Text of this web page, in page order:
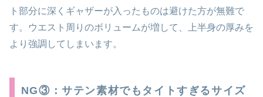
ト部分に深くギャザーが入ったものは避けた方が無難で
す。ウエスト周りのボリュームが増して、上半身の厚みを
より強調してしまいます。
NG③：サテン素材でもタイトすぎるサイズ